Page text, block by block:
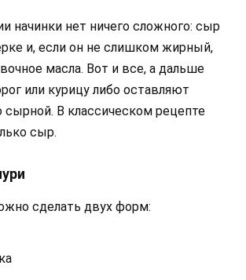
начинки нет ничего сложного: сыр
и, если он не слишком жирный,
масла. Вот и все, а дальше
или курицу либо оставляют
сырной. В классическом рецепте
сыр.
сделать двух форм: